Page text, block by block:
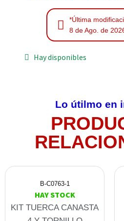
*Última
8 de Ago. de
Hay disponibles
Lo útilmo en
B-C0763-1
HAY STOCK
KIT TUERCA CANASTA